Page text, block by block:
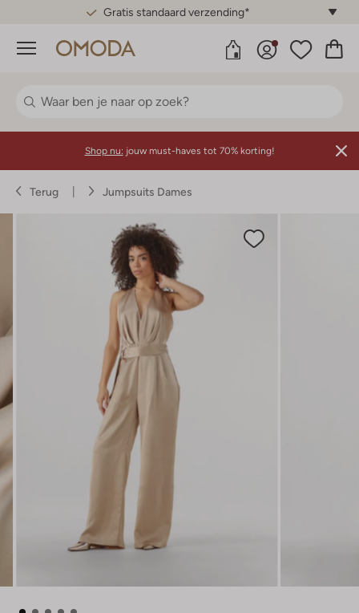
Gratis standaard verzending*
Menu
Shop nu: jouw must-haves tot 70% korting!
Terug Jumpsuits Dames